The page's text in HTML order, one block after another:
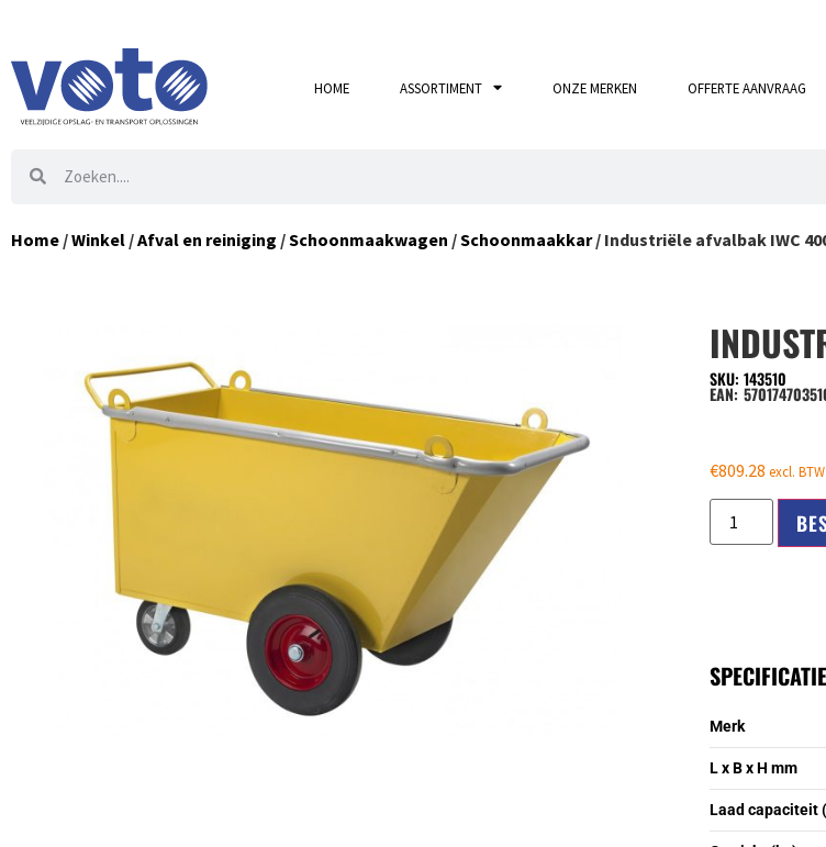
HOME ASSORTIMENT ONZE MERKEN OFFERTE AANVRAAG
Home /Winkel /Afval en reiniging /Schoonmaakwagen /Schoonmaakkar/ Industriële afvalbak IWC
SKU: 143510
EAN:
€809.28 excl. BTW
Merk
L x B x H mm
Laad capaciteit